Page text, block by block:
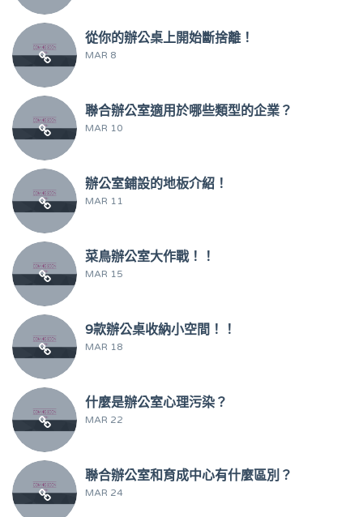
從你的辦公桌上開始斷捨離！
MAR 8
聯合辦公室適用於哪些類型的企業？
MAR 10
辦公室鋪設的地板介紹！
MAR 11
菜鳥辦公室大作戰！！
MAR 15
9款辦公桌收納小空間！！
MAR 18
什麼是辦公室心理污染？
MAR 22
聯合辦公室和育成中心有什麼區別？
MAR 24